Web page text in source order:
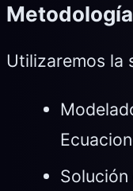
Metodología
Utilizaremos la